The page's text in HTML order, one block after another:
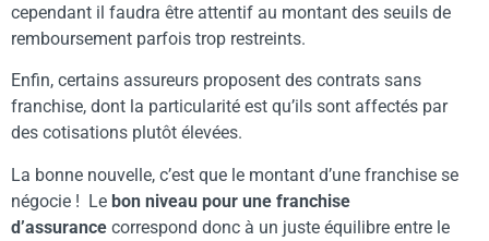
cependant il faudra être attentif au montant des seuils de
remboursement parfois trop restreints.
Enfin, certains assureurs proposent des contrats sans
franchise, dont la particularité est qu’ils sont affectés par
des cotisations plutôt élevées.
La bonne nouvelle, c’est que le montant d’une franchise se
négocie ! Le bon niveau pour une franchise
d’assurance correspond donc à un juste équilibre entre le